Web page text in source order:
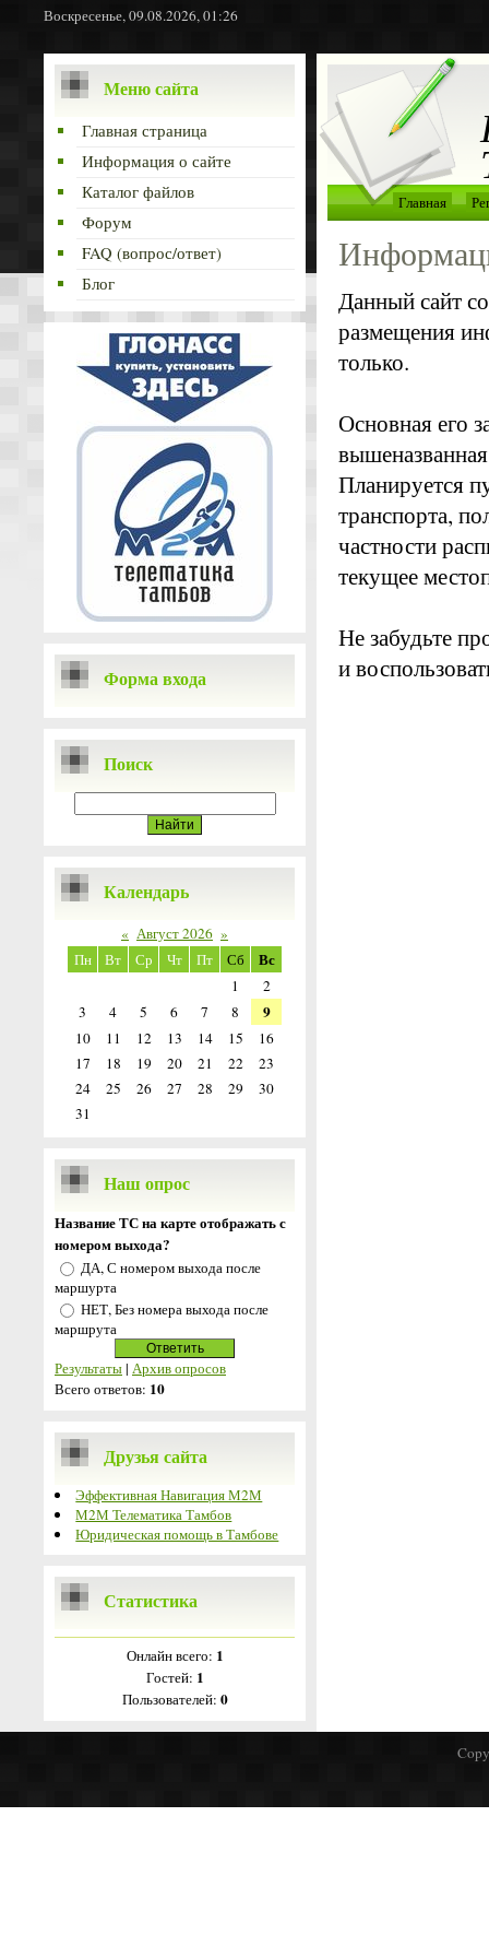
Воскресенье, 09.08.2026, 01:26
Меню сайта
Главная страница
Информация о сайте
Каталог файлов
Форум
FAQ (вопрос/ответ)
Блог
Форма входа
Поиск
Календарь
« Август 2026 »
Пн
Вт Ср Чт Пт Сб Вс
1
2
3
4 5 6 7 8 9
10 11 12 13 14 15
16
17
18 19 20 21 22
23
24
25 26 27 28 29
30
31
Наш опрос
Название ТС на карте отображать с
номером выхода?
ДА, С номером выхода после
маршурта
НЕТ, Без номера выхода после
маршрута
Результаты| Архив опросов
Всего ответов: 10
Друзья сайта
Эффективная Навигация М2М
М2М Телематика Тамбов
Юридическая помощь в Тамбове
Статистика
Онлайн всего: 1
Гостей: 1
Пользователей: 0
Главная
Данный сайт
размещения
только.
Основная его
Планируется
транспорта,
частности
текущее
Не забудьте
и